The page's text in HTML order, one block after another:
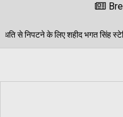
स्टेडियम में हुई मॉक एक्सरसाइज, आठ